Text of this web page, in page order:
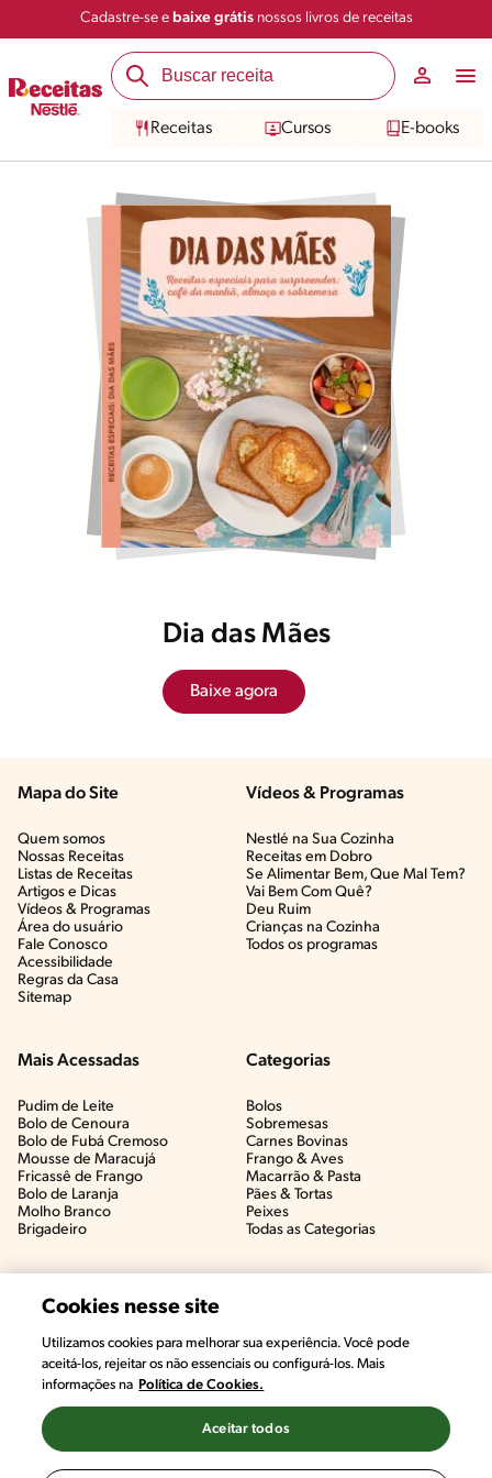
Cadastre-se e baixe grátisnossos livros de receitas
Receitas Cursos E-books
Dia das Mães
Baixe agora
Mapa do Site
Quem somos
Nossas Receitas
Listas de Receitas​
Artigos e Dicas​
Vídeos & Programas​
Área do usuário
Fale Conosco
Acessibilidade
Regras da Casa
Sitemap
Vídeos & Programas​
Nestlé na Sua Cozinha
Receitas em Dobro
Se Alimentar Bem, Que Mal Tem?​
Vai Bem Com Quê?​
Deu Ruim​
Crianças na Cozinha​
Todos os programas
Mais Acessadas
Pudim de Leite
Bolo de Cenoura
Bolo de Fubá Cremoso
Mousse de Maracujá
Fricassê de Frango
Bolo de Laranja
Molho Branco
Brigadeiro
Categorias
Bolos
Sobremesas
Carnes Bovinas​
Frango & Aves​
Macarrão & Pasta​
Pães & Tortas​
Peixes
Todas as Categorias
Cookies nesse site
Utilizamos cookies para melhorar sua experiência. Você pode
aceitá-los, rejeitar os não essenciais ou configurá-los. Mais
informações na Política de Cookies.
Aceitar todos